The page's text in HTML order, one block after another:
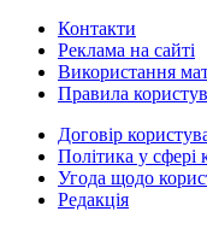
Контакти
Реклама на сайті
Використання
Правила
Договір
Політика у сфері
Угода щодо
Редакція